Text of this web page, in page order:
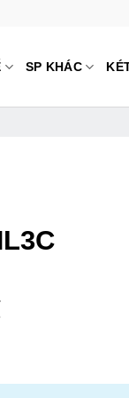
SP KHÁC